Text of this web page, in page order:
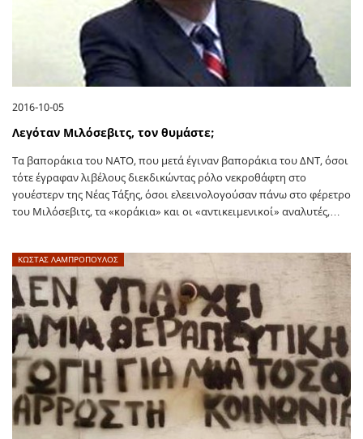
2016-10-05
Λεγόταν Μιλόσεβιτς, τον θυμάστε;
Τα βαποράκια του ΝΑΤΟ, που μετά έγιναν βαποράκια του ΔΝΤ, όσοι
τότε έγραφαν λιβέλους διεκδικώντας ρόλο νεκροθάφτη στο
γουέστερν της Νέας Τάξης, όσοι ελεεινολογούσαν πάνω στο φέρετρο
του Μιλόσεβιτς, τα «κοράκια» και οι «αντικειμενικοί» αναλυτές,…
ΚΩΣΤΑΣ ΛΑΜΠΡΟΠΟΥΛΟΣ